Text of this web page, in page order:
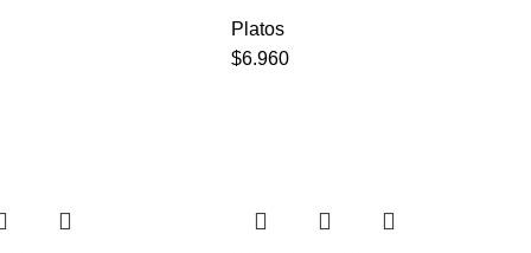
Platos
$6.960